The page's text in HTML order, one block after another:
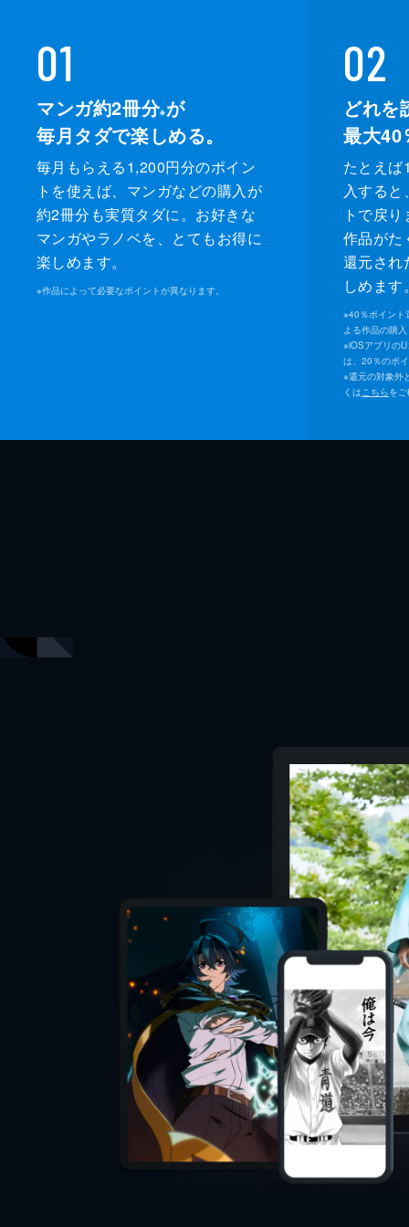
01
マンガ約2冊分※が
毎月タダで楽しめる。
毎月もらえる1,200円分のポイン
トを使えば、マンガなどの購入が
約2冊分も実質タダに。お好きな
マンガやラノベを、とてもお得に
楽しめます。
※作品によって必要なポイントが異なります。
02
どれを
最大40
たとえ
入する
トで戻
作品がた
還元され
しめます
※40％ポイント
よる作品の購
※iOSアプリの
は、20％のポ
※還元の対象外
くはこちらを